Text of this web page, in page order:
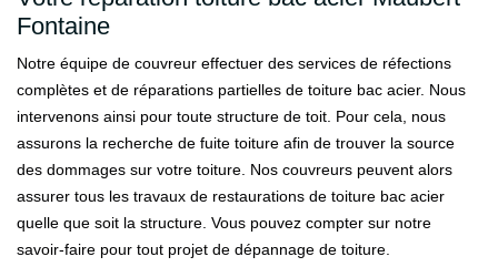
Fontaine
Notre équipe de couvreur effectuer des services de réfections
complètes et de réparations partielles de toiture bac acier. Nous
intervenons ainsi pour toute structure de toit. Pour cela, nous
assurons la recherche de fuite toiture afin de trouver la source
des dommages sur votre toiture. Nos couvreurs peuvent alors
assurer tous les travaux de restaurations de toiture bac acier
quelle que soit la structure. Vous pouvez compter sur notre
savoir-faire pour tout projet de dépannage de toiture.